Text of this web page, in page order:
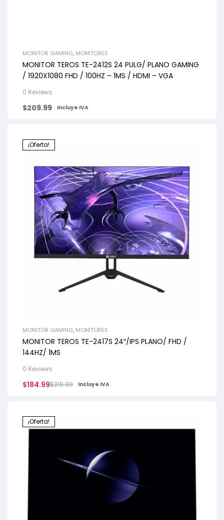
MONITOR GAMING, MONITORES
MONITOR TEROS TE-2412S 24 PULG/ PLANO GAMING
/ 1920X1080 FHD / 100HZ – 1MS / HDMI – VGA
0 Reviews
$209.99 Incluye IVA
¡Oferta!
MONITOR GAMING, MONITORES
MONITOR TEROS TE-2417S 24″/IPS PLANO/ FHD /
144HZ/ 1MS
0 Reviews
$219.99
$184.99 Incluye IVA
¡Oferta!